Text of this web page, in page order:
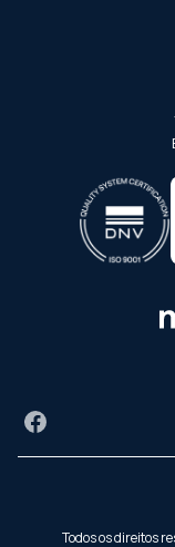
Facebook
Todos os direitos